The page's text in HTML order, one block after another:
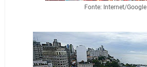
Fonte: Internet/Google